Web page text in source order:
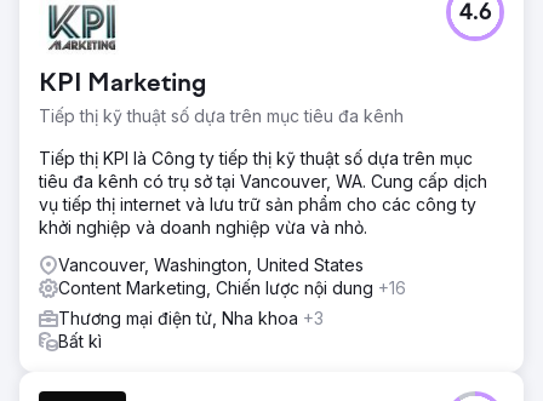
Một công ty lắp đặt cửa sổ mới thành lập tại Chicago đã
gia nhập thị trường địa phương cạnh tranh khốc liệt mà
toàn từ con số không, khách hàng cần phải thiết lập uy tín
thương hiệu ngay lập tức. Mục tiêu chính là xây dựng sự
hiện diện trực tuyến không chỉ đơn thuần là tồn tại, mà còn
chủ động tạo ra nguồn khách hàng tiềm năng chất lượng
cao bền vững mà không cần phụ thuộc nhiều vào quảng
cáo trả phí.
Giải pháp
Chúng tôi đã thực hiện một chiến lược kỹ thuật số "từ đầu".
Chúng tôi xây dựng một trang web tập trung vào chuyển
đổi, được tối ưu hóa cho SEO địa phương, đảm bảo nền
tảng kỹ thuật vững chắc. Chúng tôi phát triển chiến lược
nội dung nhắm mục tiêu vào các từ khóa có giá trị cao, cụ
KPI Marketing
Tiếp thị kỹ thuật số dựa trên mục tiêu đa kênh
4.6
Tiếp thị KPI là Công ty tiếp thị kỹ thuật số dựa trên mục
tiêu đa kênh có trụ sở tại Vancouver, WA. Cung cấp dịch
vụ tiếp thị internet và lưu trữ sản phẩm cho các công ty
khởi nghiệp và doanh nghiệp vừa và nhỏ.
Vancouver, Washington, United States
Content Marketing, Chiến lược nội dung +16
Thương mại điện tử, Nha khoa +3
Bất kì